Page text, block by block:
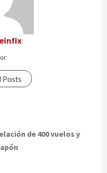
Posts
de 400 vuelos y